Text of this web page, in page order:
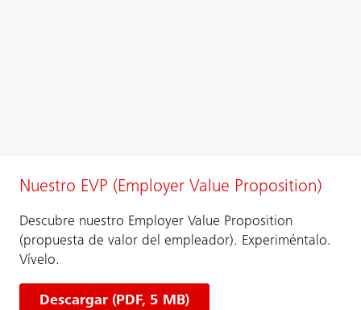
Nuestro EVP (Employer Value Proposition)
Descubre nuestro Employer Value Proposition
(propuesta de valor del empleador). Experiméntalo.
Vívelo.
Descargar (PDF, 5 MB)